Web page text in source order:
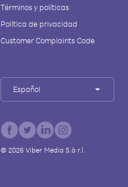
Términos y políticas
Política de privacidad
Customer Complaints Code
Español
© 2026Viber Media S.à r.l.